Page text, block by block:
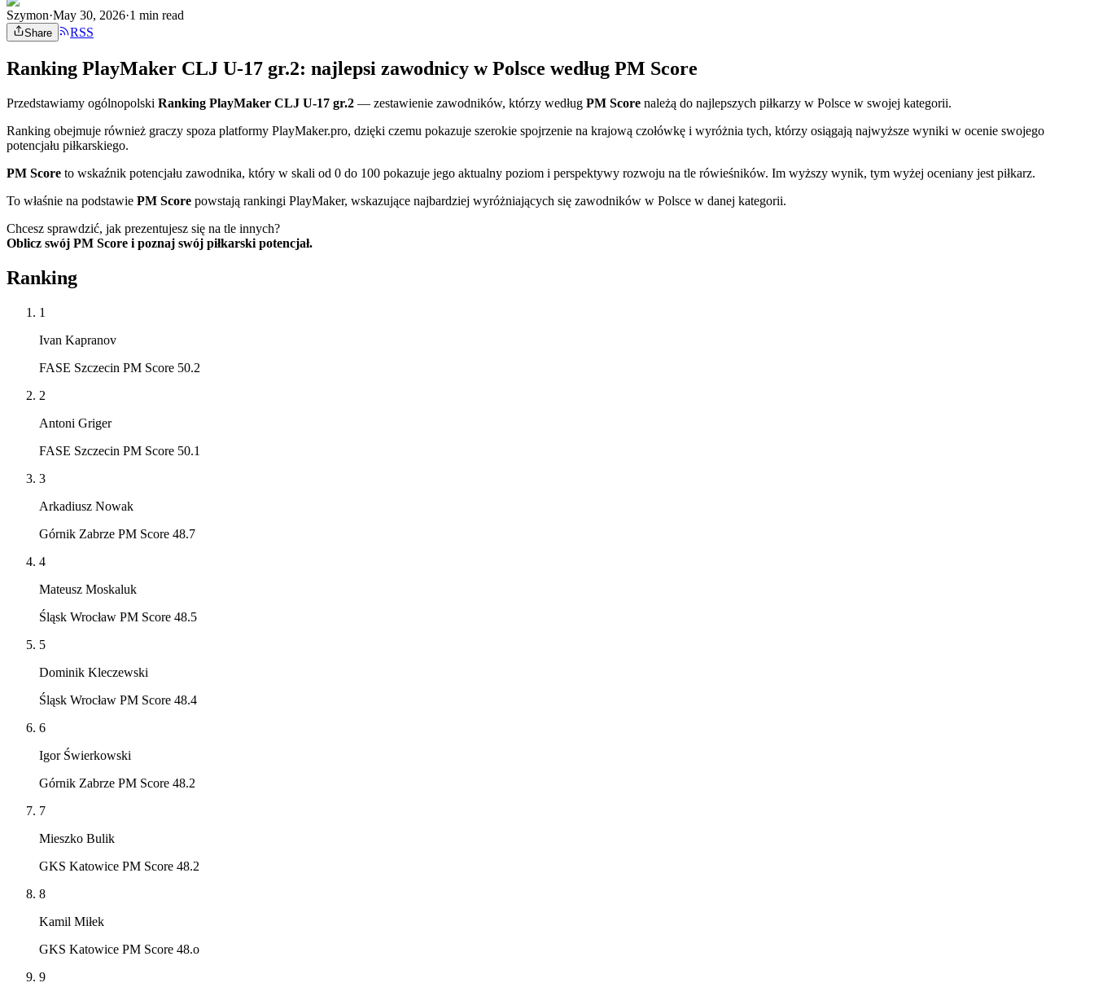
Szymon·May 30, 2026·1 min read
Share RSS
Ranking PlayMaker CLJ U-17 gr.2: najlepsi zawodnicy w Polsce według PM Score
Przedstawiamy ogólnopolski Ranking PlayMaker CLJ U-17 gr.2 — zestawienie zawodników, którzy według PM Score należą do najlepszych piłkarzy w Polsce w swojej kategorii.
Ranking obejmuje również graczy spoza platformy PlayMaker.pro, dzięki czemu pokazuje szerokie spojrzenie na krajową czołówkę i wyróżnia tych, którzy osiągają najwyższe wyniki w ocenie swojego
potencjału piłkarskiego.
PM Score to wskaźnik potencjału zawodnika, który w skali od 0 do 100 pokazuje jego aktualny poziom i perspektywy rozwoju na tle rówieśników. Im wyższy wynik, tym wyżej oceniany jest piłkarz.
To właśnie na podstawie PM Score powstają rankingi PlayMaker, wskazujące najbardziej wyróżniających się zawodników w Polsce w danej kategorii.
Chcesz sprawdzić, jak prezentujesz się na tle innych?
Oblicz swój PM Score i poznaj swój piłkarski potencjał.
Ranking
1
Ivan Kapranov
FASE Szczecin PM Score 50.2
2
Antoni Griger
FASE Szczecin PM Score 50.1
3
Arkadiusz Nowak
Górnik Zabrze PM Score 48.7
4
Mateusz Moskaluk
Śląsk Wrocław PM Score 48.5
5
Dominik Kleczewski
Śląsk Wrocław PM Score 48.4
6
Igor Świerkowski
Górnik Zabrze PM Score 48.2
7
Mieszko Bulik
GKS Katowice PM Score 48.2
8
Kamil Miłek
GKS Katowice PM Score 48.o
9